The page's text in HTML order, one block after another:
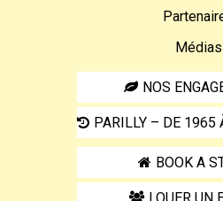
Médias
NOS
PARILLY – DE 1965
BOOK A